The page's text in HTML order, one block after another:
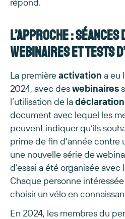
L’approche :
webinaires et tests
La premièreactivation a eu
2024, avec deswebinaires
l’utilisation de la
document avec lequel les
peuvent indiquer qu’ils
prime de fin d’année contre
une nouvelle série de
d’essai a été organisée
Chaque personne
choisir un vélo en
En 2024, les membres du